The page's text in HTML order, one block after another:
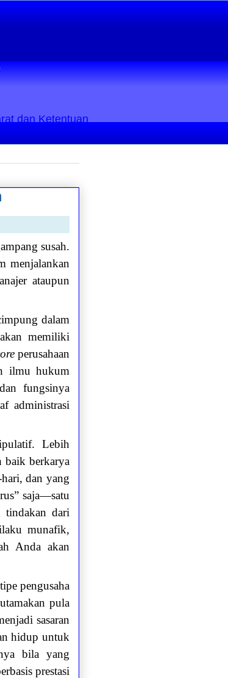
dan Ketentuan
susah.
menjalankan
ataupun
dalam
memiliki
perusahaan
ilmu hukum
fungsinya
administrasi
Lebih
baik berkarya
dan yang
saja—satu
tindakan dari
munafik,
Anda akan
pengusaha
pula
sasaran
hidup untuk
bila yang
prestasi